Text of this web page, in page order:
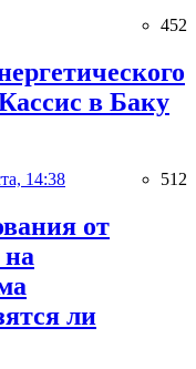
452
в Баку
14:38 512
от
ли